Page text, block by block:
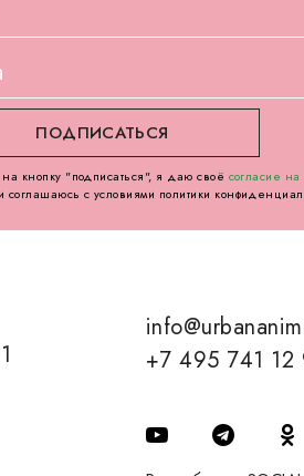
кнопку "подписаться", я даю своё согласие
и соглашаюсь с условиями политики
+7 495 741 12